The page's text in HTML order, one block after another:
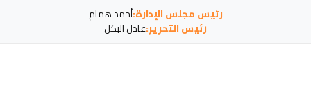
رئيس مجلس الإدارة:أحمد همام
رئيس التحرير:عادل البكل